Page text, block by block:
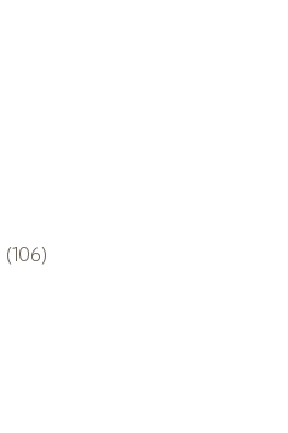
(106)